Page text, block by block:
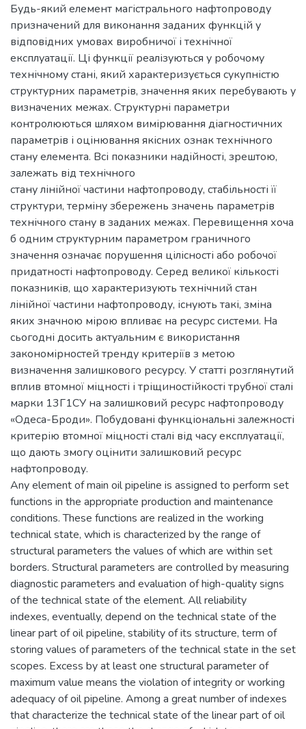
Будь-який елемент магістрального нафтопроводу
призначений для виконання заданих функцій у
відповідних умовах виробничої і технічної
експлуатації. Ці функції реалізуються у робочому
технічному стані, який характеризується сукупністю
структурних параметрів, значення яких перебувають у
визначених межах. Структурні параметри
контролюються шляхом вимірювання діагностичних
параметрів і оцінювання якісних ознак технічного
стану елемента. Всі показники надійності, зрештою,
залежать від технічного
стану лінійної частини нафтопроводу, стабільності її
структури, терміну збережень значень параметрів
технічного стану в заданих межах. Перевищення хоча
б одним структурним параметром граничного
значення означає порушення цілісності або робочої
придатності нафтопроводу. Серед великої кількості
показників, що характеризують технічний стан
лінійної частини нафтопроводу, існують такі, зміна
яких значною мірою впливає на ресурс системи. На
сьогодні досить актуальним є використання
закономірностей тренду критеріїв з метою
визначення залишкового ресурсу. У статті розглянутий
вплив втомної міцності і тріщиностійкості трубної сталі
марки 13Г1СУ на залишковий ресурс нафтопроводу
«Одеса-Броди». Побудовані функціональні залежності
критерію втомної міцності сталі від часу експлуатації,
що дають змогу оцінити залишковий ресурс
нафтопроводу.
Any element of main oil pipeline is assigned to perform set
functions in the appropriate production and maintenance
conditions. These functions are realized in the working
technical state, which is characterized by the range of
structural parameters the values of which are within set
borders. Structural parameters are controlled by measuring
diagnostic parameters and evaluation of high-quality signs
of the technical state of the element. All reliability
indexes, eventually, depend on the technical state of the
linear part of oil pipeline, stability of its structure, term of
storing values of parameters of the technical state in the set
scopes. Excess by at least one structural parameter of
maximum value means the violation of integrity or working
adequacy of oil pipeline. Among a great number of indexes
that characterize the technical state of the linear part of oil